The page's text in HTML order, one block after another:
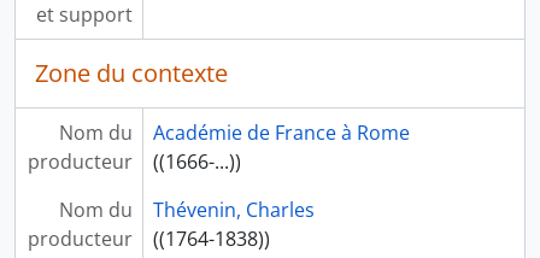
et support
Zone du contexte
Nom du
producteur
Académie de France à Rome
((1666-...))
Nom du
producteur
Thévenin, Charles
((1764-1838))